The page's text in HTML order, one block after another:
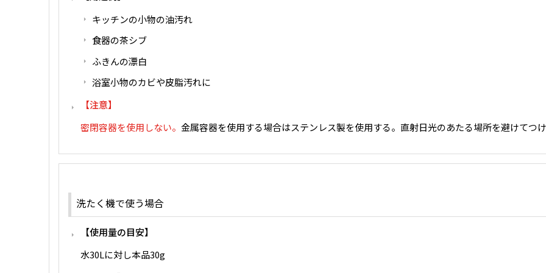
キッチンの小物の油汚れ
食器の茶シブ
ふきんの漂白
浴室小物のカビや皮脂汚れに
注意
密閉容器を使用しない。 金属容器を使用する場合はステンレス製を使用する。直射日光のあたる場所を避けてつ
洗たく機で使う場合
使用量の目安
水30Lに対し本品30g